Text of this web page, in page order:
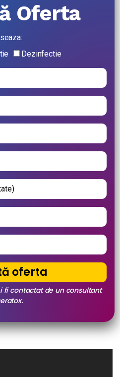
Oferta
Dezinfectie
oferta
fi contactat de un consultant